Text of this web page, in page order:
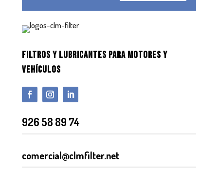
FILTROS Y LUBRICANTES PARA MOTORES Y
VEHÍCULOS
926 58 89 74
comercial@clmfilter.net